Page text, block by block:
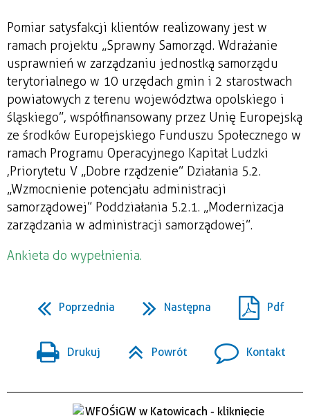
Pomiar satysfakcji klientów realizowany jest w
ramach projektu „Sprawny Samorząd. Wdrażanie
usprawnień w zarządzaniu jednostką samorządu
terytorialnego w 10 urzędach gmin i 2 starostwach
powiatowych z terenu województwa opolskiego i
śląskiego”, współfinansowany przez Unię Europejską
ze środków Europejskiego Funduszu Społecznego w
ramach Programu Operacyjnego Kapitał Ludzki
,Priorytetu V „Dobre rządzenie” Działania 5.2.
„Wzmocnienie potencjału administracji
samorządowej” Poddziałania 5.2.1. „Modernizacja
zarządzania w administracji samorządowej”.
Ankieta do wypełnienia.
Poprzednia Następna Pdf
Drukuj Powrót Kontakt